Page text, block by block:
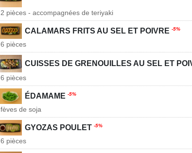
2 pièces - accompagnées de teriyaki
CALAMARS FRITS AU SEL ET POIVRE -5%
6 pièces
CUISSES DE GRENOUILLES AU SEL ET
6 pièces
ÉDAMAME -5%
fèves de soja
GYOZAS POULET -5%
6 pièces